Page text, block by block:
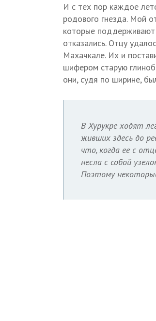
И с тех пор каждое
родового гнезда. Мой
которые поддерживают
отказались. Отцу
Махачкале. Их и
шифером старую
они, судя по ширине,
В Хурукре ходят
живших здесь до
что, когда ее с
несла с собой
Поэтому